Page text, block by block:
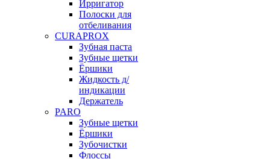
Ирригатор
Полоски для
отбеливания
CURAPROX
Зубная паста
Зубные щетки
Ёршики
Жидкость д/
индикации
Держатель
PARO
Зубные щетки
Ёршики
Зубочистки
Флоссы